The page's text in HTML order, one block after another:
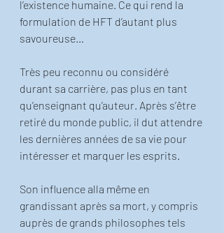
l’existence humaine. Ce qui rend la
formulation de HFT d’autant plus
savoureuse…
Très peu reconnu ou considéré
durant sa carrière, pas plus en tant
qu’enseignant qu’auteur. Après s’être
retiré du monde public, il dut attendre
les dernières années de sa vie pour
intéresser et marquer les esprits.
Son influence alla même en
grandissant après sa mort, y compris
auprès de grands philosophes tels